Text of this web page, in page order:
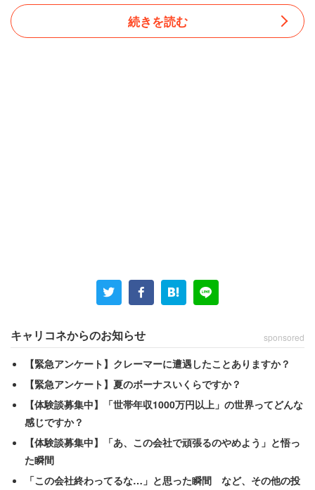
毒に関する裁判件数も年間1万3000件と、そこまで多くは
母子家庭・父子家庭の数は全体の約3％で、これはアメリ
カよりかなり少ない。就業率も77％と、アメリカの71％
より高い。
つまり、保守派の言う「貧困は自己責任」論が正しけれ
ば、こうした状況の日本では貧困率は低くなるはずだ。し
続きを読む
キャリコネからのお知らせ sponsored
【緊急アンケート】クレーマーに遭遇したことありますか？
【緊急アンケート】夏のボーナスいくらですか？
【体験談募集中】「世帯年収1000万円以上」の世界ってどんな
感じですか？
【体験談募集中】「あ、この会社で頑張るのやめよう」と悟っ
た瞬間
「この会社終わってるな…」と思った瞬間 など、その他の投